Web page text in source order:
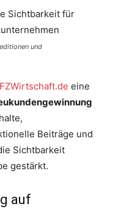
und
eine
Beiträge und
Sichtbarkeit
gestärkt.
auf